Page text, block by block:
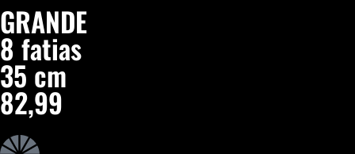
GRANDE
8 fatias
35 cm
82,99